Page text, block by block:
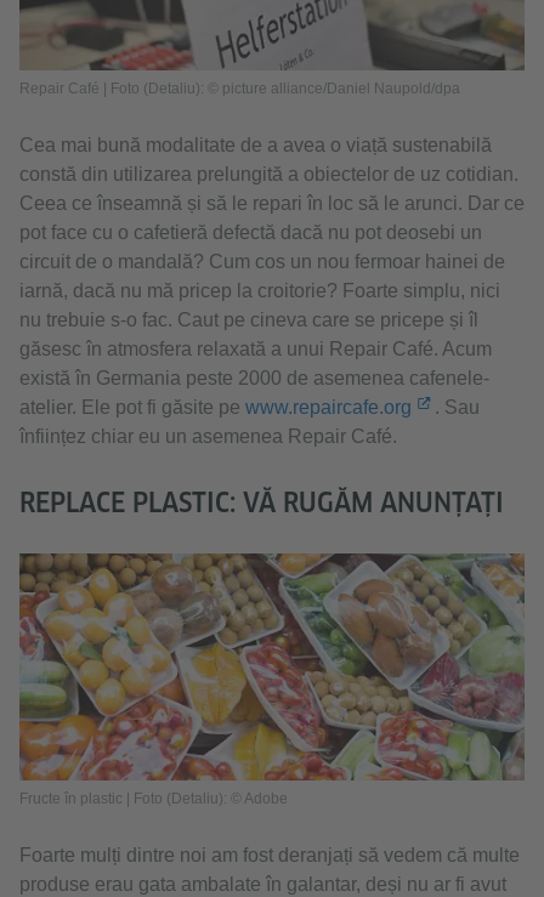
Repair Café | Foto (Detaliu): © picture alliance/Daniel Naupold/dpa
Cea mai bună modalitate de a avea o viață sustenabilă
constă din utilizarea prelungită a obiectelor de uz cotidian.
Ceea ce înseamnă și să le repari în loc să le arunci. Dar ce
pot face cu o cafetieră defectă dacă nu pot deosebi un
circuit de o mandală? Cum cos un nou fermoar hainei de
iarnă, dacă nu mă pricep la croitorie? Foarte simplu, nici
nu trebuie s-o fac. Caut pe cineva care se pricepe și îl
găsesc în atmosfera relaxată a unui Repair Café. Acum
există în Germania peste 2000 de asemenea cafenele-
atelier. Ele pot fi găsite pe www.repaircafe.org
. Sau
înființez chiar eu un asemenea Repair Café.
REPLACE PLASTIC: VĂ RUGĂM ANUNȚAȚI
Fructe în plastic | Foto (Detaliu): © Adobe
Foarte mulți dintre noi am fost deranjați să vedem că multe
produse erau gata ambalate în galantar, deși nu ar fi avut